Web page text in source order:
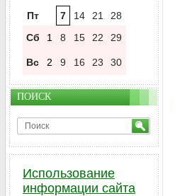
Пт
7 14 21
28
Сб
1 8 15 22 29
Вс 2 9 16 23 30
ПОИСК
Использование
информации сайта